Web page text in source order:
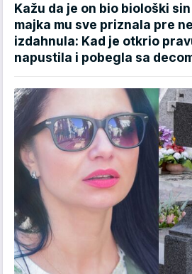
Kažu da je on bio biološki
majka mu sve priznala pre
izdahnula: Kad je otkrio
napustila i pobegla sa